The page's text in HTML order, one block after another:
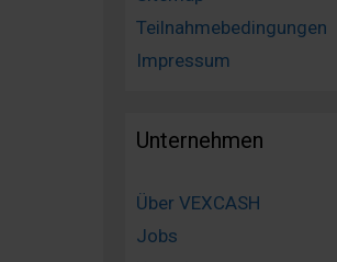
Teilnahmebedingungen
Impressum
Unternehmen
Über VEXCASH
Jobs